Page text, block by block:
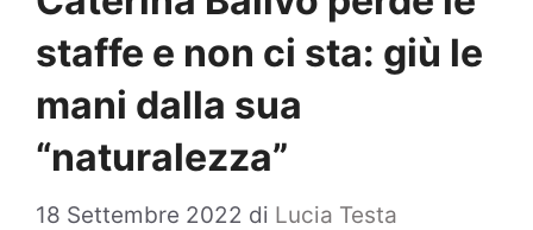
staffe e non ci sta: giù le
mani dalla sua
“naturalezza”
18 Settembre 2022 di Lucia Testa